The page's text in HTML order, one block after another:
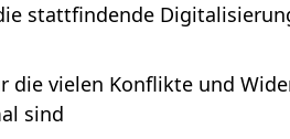
stattfindende
die vielen Konflikte und
sind